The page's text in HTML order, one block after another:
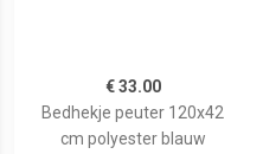
€ 33.00
Bedhekje peuter 120x42
cm polyester blauw